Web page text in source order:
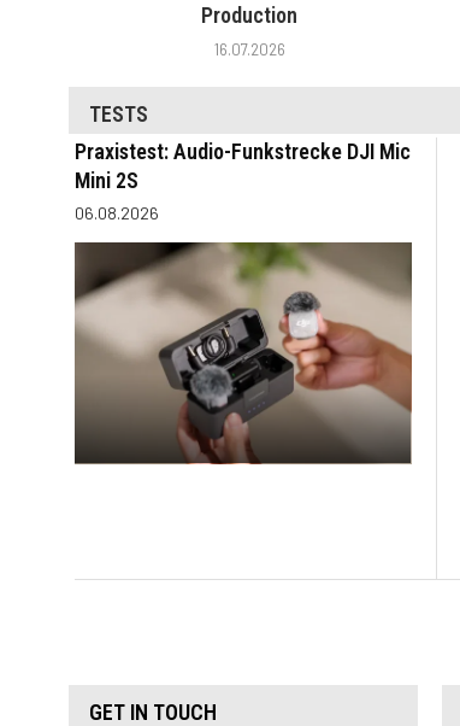
Production
16.07.2026
TESTS
Praxistest: Audio-Funkstrecke DJI Mic
Mini 2S
06.08.2026
GET IN TOUCH